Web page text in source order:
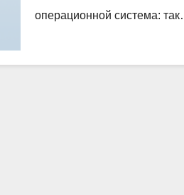
операционной система: